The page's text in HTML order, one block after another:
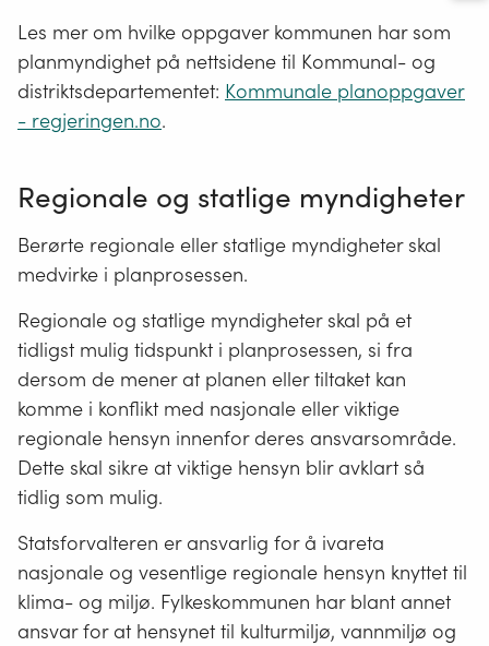
Les mer om hvilke oppgaver kommunen har som
planmyndighet på nettsidene til Kommunal- og
distriktsdepartementet: Kommunale planoppgaver
- regjeringen.no.
Regionale og statlige myndigheter
Berørte regionale eller statlige myndigheter skal
medvirke i planprosessen.
Regionale og statlige myndigheter skal på et
tidligst mulig tidspunkt i planprosessen, si fra
dersom de mener at planen eller tiltaket kan
komme i konflikt med nasjonale eller viktige
regionale hensyn innenfor deres ansvarsområde.
Dette skal sikre at viktige hensyn blir avklart så
tidlig som mulig.
Statsforvalteren er ansvarlig for å ivareta
nasjonale og vesentlige regionale hensyn knyttet til
klima- og miljø. Fylkeskommunen har blant annet
ansvar for at hensynet til kulturmiljø, vannmiljø og